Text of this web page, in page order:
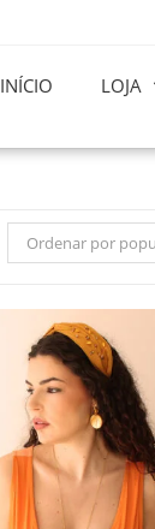
INÍCIO LOJA
Ordenar por